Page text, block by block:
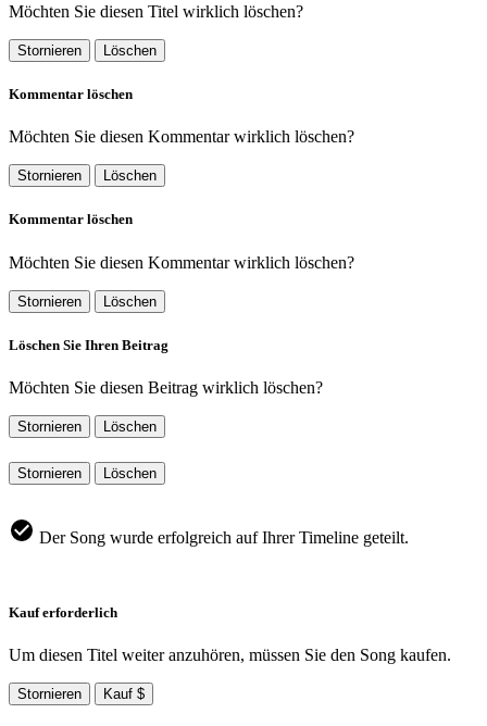
Möchten Sie diesen Titel wirklich löschen?
Stornieren Löschen
Kommentar löschen
Möchten Sie diesen Kommentar wirklich löschen?
Stornieren Löschen
Kommentar löschen
Möchten Sie diesen Kommentar wirklich löschen?
Stornieren Löschen
Löschen Sie Ihren Beitrag
Möchten Sie diesen Beitrag wirklich löschen?
Stornieren Löschen
Stornieren Löschen
Der Song wurde erfolgreich auf Ihrer Timeline geteilt.
Kauf erforderlich
Um diesen Titel weiter anzuhören, müssen Sie den Song kaufen.
Stornieren Kauf $